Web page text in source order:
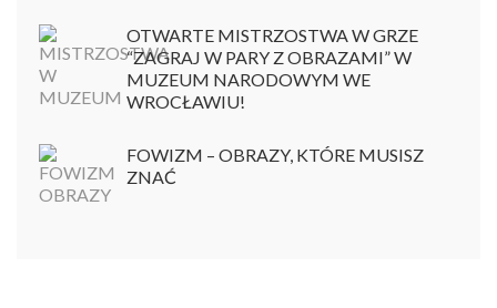
OTWARTE MISTRZOSTWA W GRZE
“ZAGRAJ W PARY Z OBRAZAMI” W
MUZEUM NARODOWYM WE
WROCŁAWIU!
FOWIZM – OBRAZY, KTÓRE MUSISZ
ZNAĆ